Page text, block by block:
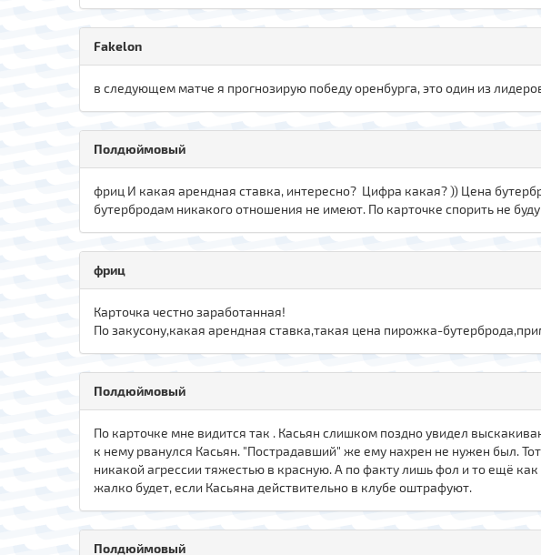
Fakelon
в следующем матче я прогнозирую победу оренбурга, это один из
Полдюймовый
фриц И какая арендная ставка, интересно? Цифра какая? )) Цена
бутербродам никакого отношения не имеют. По карточке спорить не
фриц
Карточка честно заработанная!
По закусону,какая арендная ставка,такая цена пирожка-
Полдюймовый
По карточке мне видится так . Касьян слишком поздно увидел
к нему рванулся Касьян. "Пострадавший" же ему нахрен не нужен был.
никакой агрессии тяжестью в красную. А по факту лишь фол и то ещё
жалко будет, если Касьяна действительно в клубе оштрафуют.
Полдюймовый